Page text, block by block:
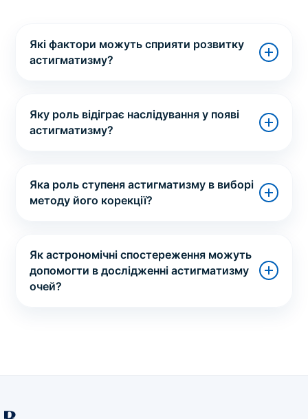
Які фактори можуть сприяти розвитку
астигматизму?
Яку роль відіграє наслідування у появі
астигматизму?
Яка роль ступеня астигматизму в виборі
методу його корекції?
Як астрономічні спостереження можуть
допомогти в дослідженні астигматизму
очей?